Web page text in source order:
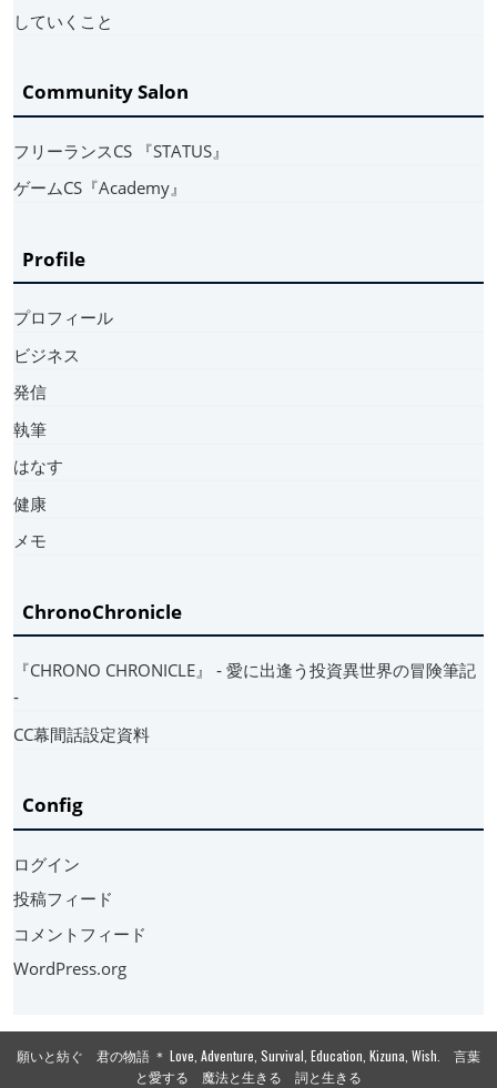
していくこと
Community Salon
フリーランスCS 『STATUS』
ゲームCS『Academy』
Profile
プロフィール
ビジネス
発信
執筆
はなす
健康
メモ
ChronoChronicle
『CHRONO CHRONICLE』 ‐ 愛に出逢う投資異世界の冒険筆記
‐
CC幕間話設定資料
Config
ログイン
投稿フィード
コメントフィード
WordPress.org
願いと紡ぐ 君の物語 ＊ Love, Adventure, Survival, Education, Kizuna, Wish. 言葉
と愛する 魔法と生きる 詞と生きる